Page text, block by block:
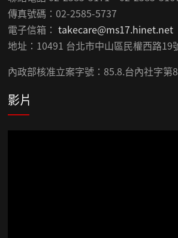
傳真號碼：02-2585-5737
電子信箱：takecare@ms17.hinet.net
地址：10491 台北市中山區民權西路19
內政部核准立案字號：85.8.台內社字第
影片